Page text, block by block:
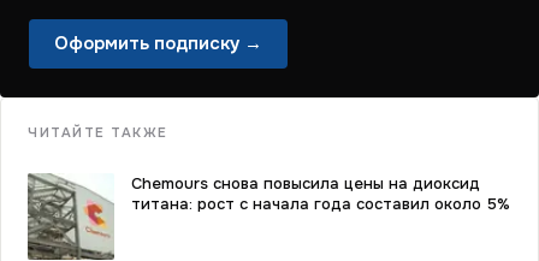
Оформить подписку →
ЧИТАЙТЕ ТАКЖЕ
Chemours снова повысила цены на диоксид
титана: рост с начала года составил около 5%